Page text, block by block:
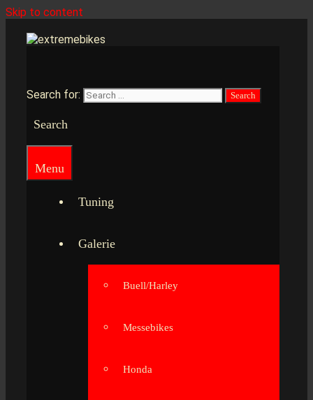
Skip to content
Search for:
Search
Menu
Tuning
Galerie
Buell/Harley
Messebikes
Honda